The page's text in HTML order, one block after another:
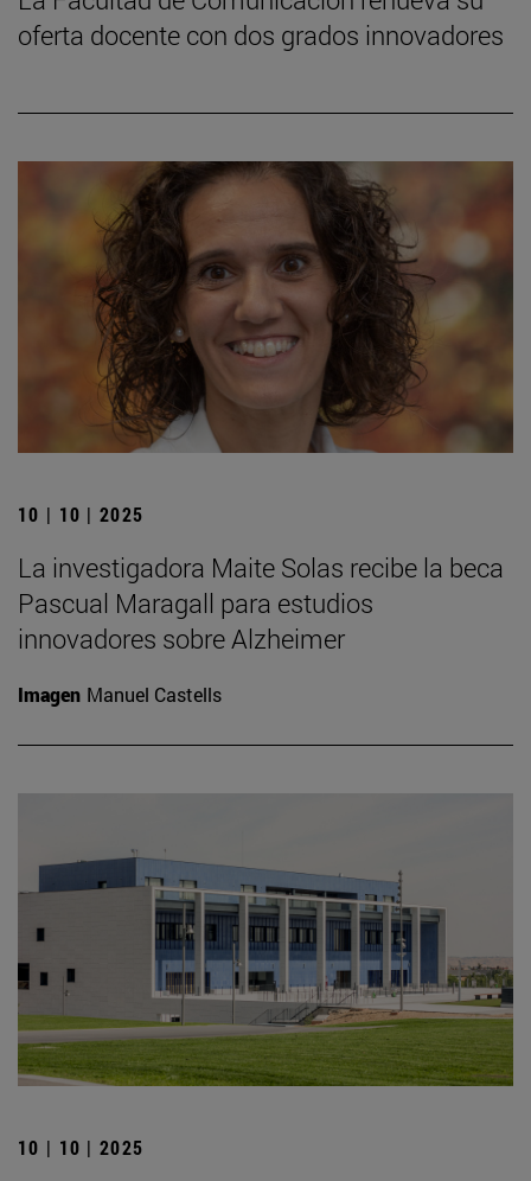
oferta docente con dos grados innovadores
10 | 10 | 2025
La investigadora Maite Solas recibe la beca
Pascual Maragall para estudios
innovadores sobre Alzheimer
Imagen Manuel Castells
10 | 10 | 2025